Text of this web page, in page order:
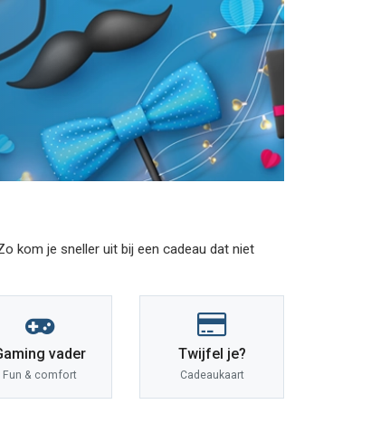
kom je sneller uit bij een cadeau dat niet
vader
Fun & comfort
Twijfel je?
Cadeaukaart